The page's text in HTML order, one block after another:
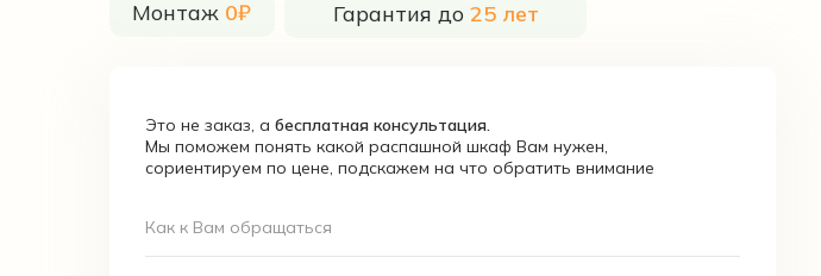
Монтаж 0₽ Гарантия до 25 лет
Как к Вам обращаться
Это не заказ, а бесплатная консультация.
Мы поможем понять какой распашной шкаф Вам нужен,
сориентируем по цене, подскажем на что обратить внимание